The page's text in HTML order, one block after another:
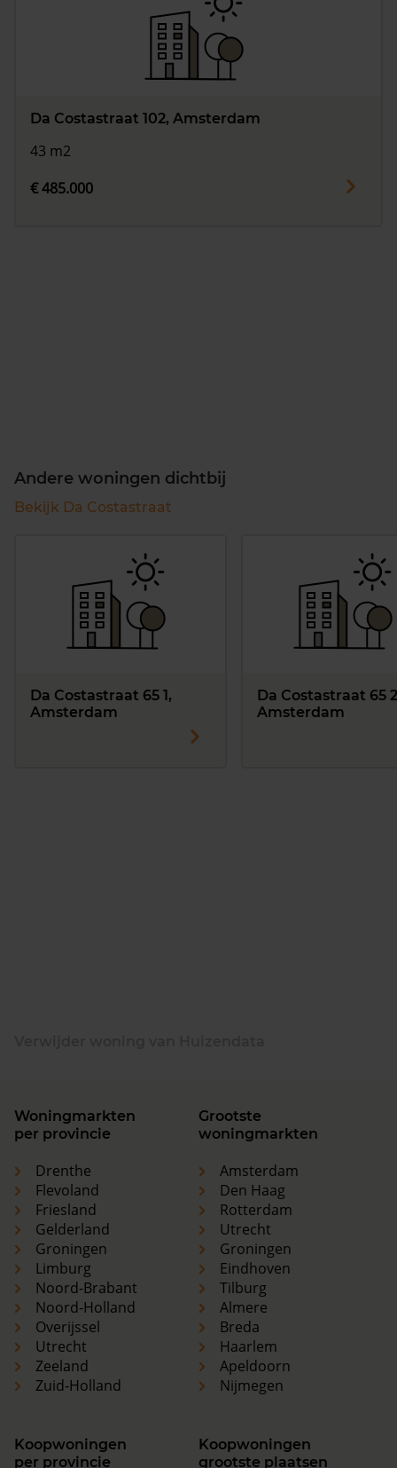
Da Costastraat 102, Amsterdam
43 m2
€ 485.000
Andere woningen dichtbij
Bekijk Da Costastraat
Da Costastraat 65 1,
Amsterdam
Da Costastraat 65
Amsterdam
Woningmarkten
per provincie
Drenthe
Flevoland
Friesland
Gelderland
Groningen
Limburg
Noord-Brabant
Noord-Holland
Overijssel
Utrecht
Zeeland
Zuid-Holland
Grootste
woningmarkten
Amsterdam
Den Haag
Rotterdam
Utrecht
Groningen
Eindhoven
Tilburg
Almere
Breda
Haarlem
Apeldoorn
Nijmegen
Koopwoningen
per provincie
Koopwoningen
grootste plaatsen